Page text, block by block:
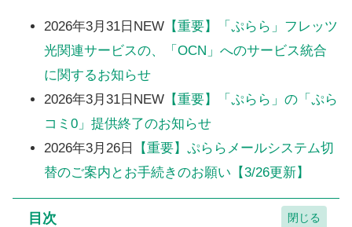
2026年3月31日NEW 【重要】「ぷらら」フレッツ
光関連サービスの、「OCN」へのサービス統合
に関するお知らせ
2026年3月31日NEW 【重要】「ぷらら」の「ぷら
コミ0」提供終了のお知らせ
2026年3月26日
【重要】ぷららメールシステム切
替のご案内とお手続きのお願い【3/26更新】
目次